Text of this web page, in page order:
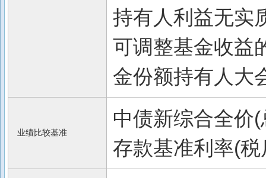
持有人利益无实
可调整基金收益
金份额持有人大
业绩比较基准
中债新综合全价
存款基准利率(